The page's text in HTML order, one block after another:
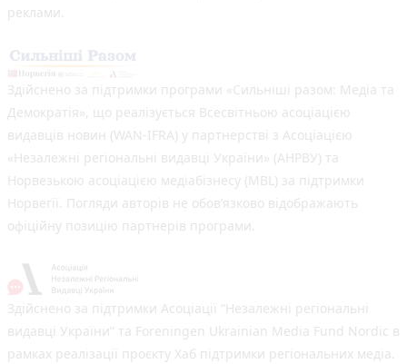
реклами.
Здійснено за підтримки програми «Сильніші разом: Медіа та
Демократія», що реалізується Всесвітньою асоціацією
видавців новин (WAN-IFRA) у партнерстві з Асоціацією
«Незалежні регіональні видавці України» (АНРВУ) та
Норвезькою асоціацією медіабізнесу (MBL) за підтримки
Норвегії. Погляди авторів не обов’язково відображають
офіційну позицію партнерів програми.
Здійснено за підтримки Асоціації “Незалежні регіональні
видавці України” та Foreningen Ukrainian Media Fund Nordic в
рамках реалізації проєкту Хаб підтримки регіональних медіа.